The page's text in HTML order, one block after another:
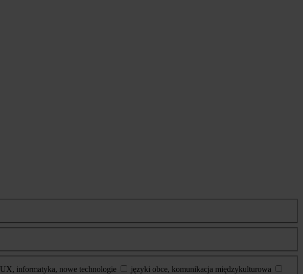
UX, informatyka, nowe technologie
języki obce, komunikacja międzykulturowa